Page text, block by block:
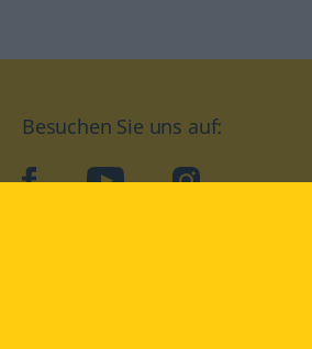
Besuchen Sie uns auf:
facebookYouTube Instagram